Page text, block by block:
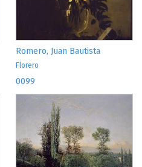
Romero, Juan Bautista
Florero
0099